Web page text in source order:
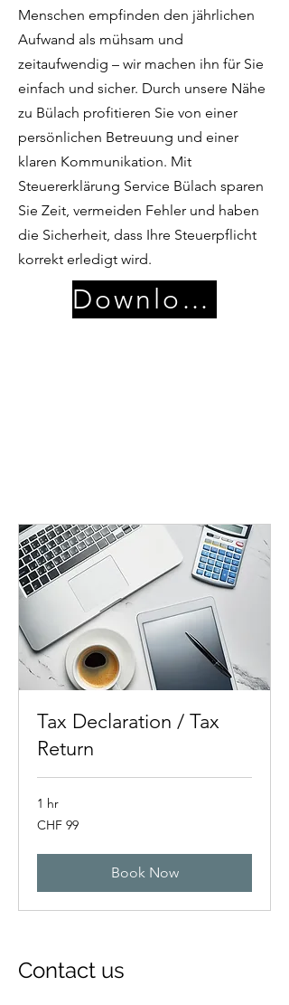
Menschen empfinden den jährlichen
Aufwand als mühsam und
zeitaufwendig – wir machen ihn für Sie
einfach und sicher. Durch unsere Nähe
zu Bülach profitieren Sie von einer
persönlichen Betreuung und einer
klaren Kommunikation. Mit
Steuererklärung Service Bülach sparen
Sie Zeit, vermeiden Fehler und haben
die Sicherheit, dass Ihre Steuerpflicht
korrekt erledigt wird.
Download
Tax Declaration / Tax
Return
1 hr
99
Swiss
CHF 99
Book Now
Contact us